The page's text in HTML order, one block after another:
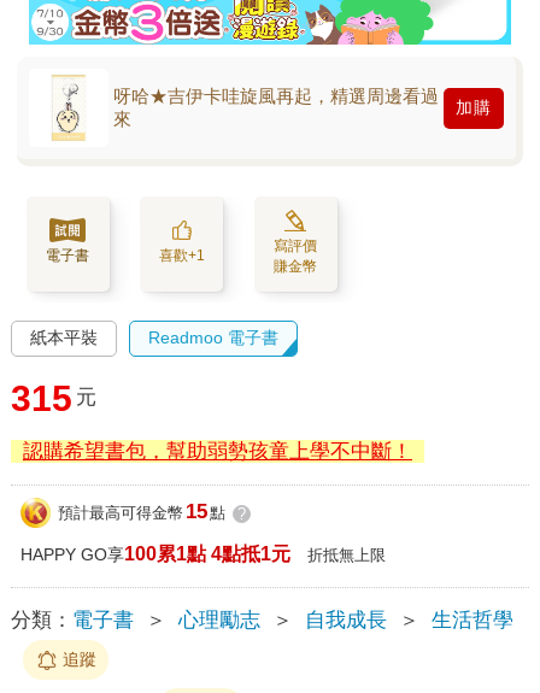
呀哈★吉伊卡哇旋風再起，精選周邊看過
來
加購
電子書 喜歡+1
寫評價
賺金幣
紙本平裝 Readmoo 電子書
315 元
認購希望書包，幫助弱勢孩童上學不中斷！
預計最高可得金幣 15點 ?
HAPPY GO享100累1點 4點抵1元 折抵無上限
分類： 電子書 ＞ 心理勵志 ＞ 自我成長 ＞ 生活哲學
追蹤